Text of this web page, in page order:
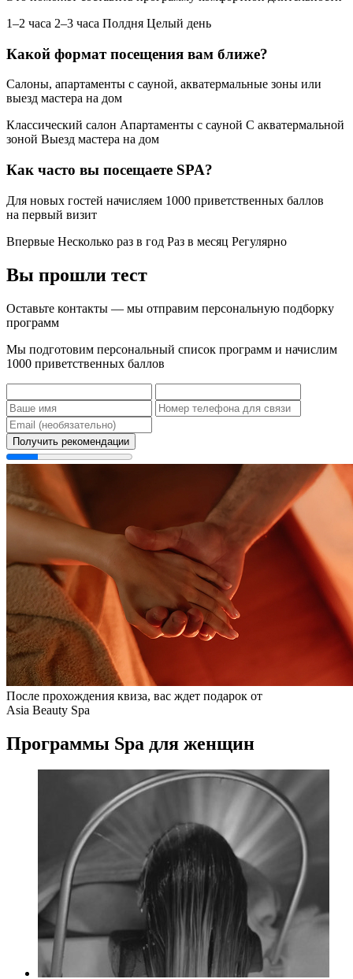
1–2 часа 2–3 часа Полдня Целый день
Какой формат посещения вам ближе?
Салоны, апартаменты с сауной, акватермальные зоны или
выезд мастера на дом
Классический салон Апартаменты с сауной С акватермальной
зоной Выезд мастера на дом
Как часто вы посещаете SPA?
Для новых гостей начисляем 1000 приветственных баллов
на первый визит
Впервые Несколько раз в год Раз в месяц Регулярно
Вы прошли тест
Оставьте контакты — мы отправим персональную подборку
программ
Мы подготовим персональный список программ и начислим
1000 приветственных баллов
Получить рекомендации
После прохождения квиза, вас ждет подарок от
Asia Beauty Spa
Программы Spa для женщин